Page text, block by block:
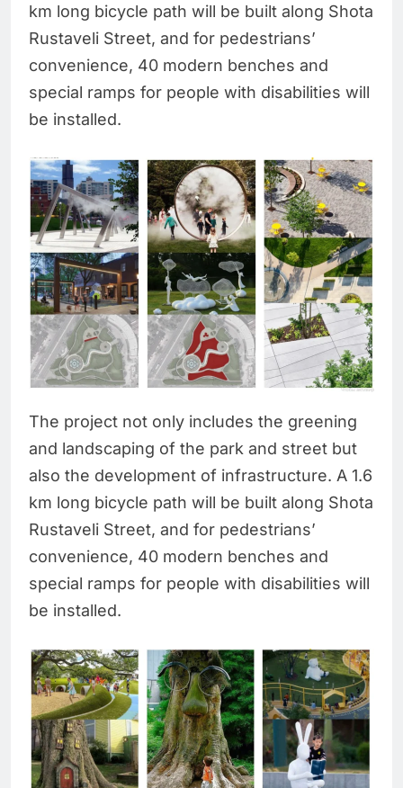
km long bicycle path will be built along Shota
Rustaveli Street, and for pedestrians’
convenience, 40 modern benches and
special ramps for people with disabilities will
be installed.
The project not only includes the greening
and landscaping of the park and street but
also the development of infrastructure. A 1.6
km long bicycle path will be built along Shota
Rustaveli Street, and for pedestrians’
convenience, 40 modern benches and
special ramps for people with disabilities will
be installed.